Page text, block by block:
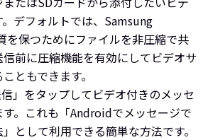
デフォルトでは、Samsung
を保つためにファイルを非圧縮で共
前に圧縮機能を有効にしてビデオサ
ともできます。
信」をタップしてビデオ付きのメッセ
。これも「Androidでメッセージで
として利用できる簡単な方法です。